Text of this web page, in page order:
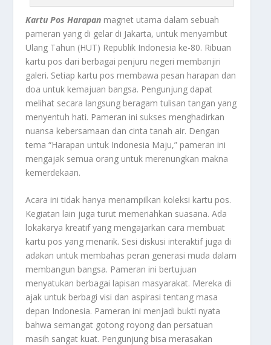
Kartu Pos Harapan magnet utama dalam sebuah
pameran yang di gelar di Jakarta, untuk menyambut
Ulang Tahun (HUT) Republik Indonesia ke-80. Ribuan
kartu pos dari berbagai penjuru negeri membanjiri
galeri. Setiap kartu pos membawa pesan harapan dan
doa untuk kemajuan bangsa. Pengunjung dapat
melihat secara langsung beragam tulisan tangan yang
menyentuh hati. Pameran ini sukses menghadirkan
nuansa kebersamaan dan cinta tanah air. Dengan
tema “Harapan untuk Indonesia Maju,” pameran ini
mengajak semua orang untuk merenungkan makna
kemerdekaan.
Acara ini tidak hanya menampilkan koleksi kartu pos.
Kegiatan lain juga turut memeriahkan suasana. Ada
lokakarya kreatif yang mengajarkan cara membuat
kartu pos yang menarik. Sesi diskusi interaktif juga di
adakan untuk membahas peran generasi muda dalam
membangun bangsa. Pameran ini bertujuan
menyatukan berbagai lapisan masyarakat. Mereka di
ajak untuk berbagi visi dan aspirasi tentang masa
depan Indonesia. Pameran ini menjadi bukti nyata
bahwa semangat gotong royong dan persatuan
masih sangat kuat. Pengunjung bisa merasakan